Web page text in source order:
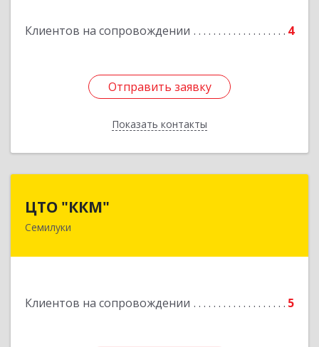
Клиентов на сопровождении 4
Отправить заявку
Показать контакты
Отправить заявку
Назад
ЦТО "ККМ"
Семилуки
Клиентов на сопровождении 5